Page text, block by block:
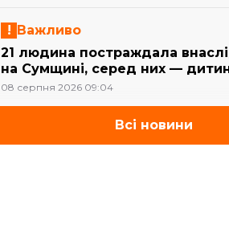
Важливо
21 людина постраждала
на Сумщині, серед них —
08 серпня 2026 09:04
Всі новини